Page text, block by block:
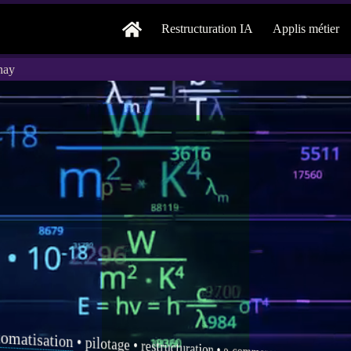
Restructuration IA Applis métier
• pilotage •